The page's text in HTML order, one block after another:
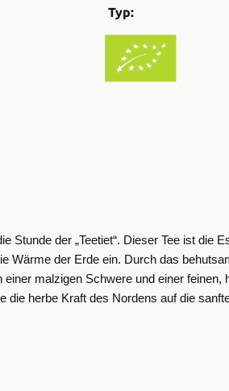
Typ:
der „Teetiet“. Dieser Tee ist die
Wärme der Erde ein. Durch das
malzigen Schwere und einer feinen,
die herbe Kraft des Nordens auf die